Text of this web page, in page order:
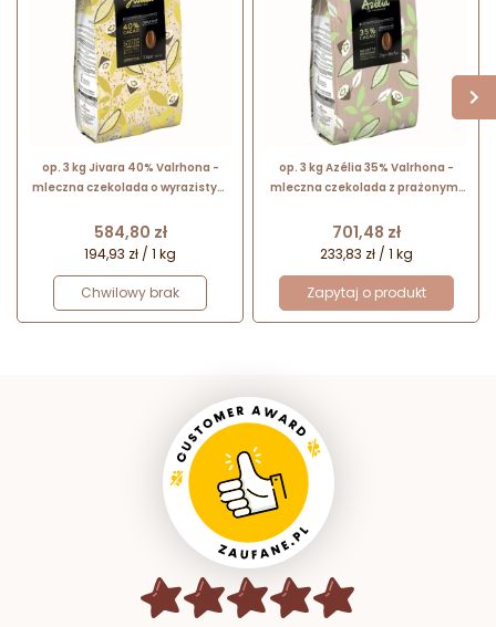
op. 3 kg Jivara 40% Valrhona -
mleczna czekolada o wyrazistym
kuwertura w kaletkach
Cena
584,80 zł
194,93 zł / 1 kg
Chwilowy brak
op. 3 kg Azélia 35% Valrhona -
mleczna czekolada z prażonymi
Cena
701,48 zł
233,83 zł / 1 kg
Zapytaj o produkt